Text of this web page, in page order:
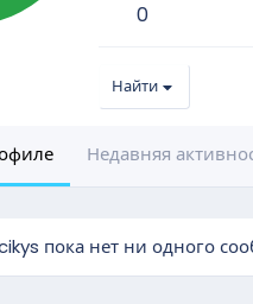
0
Найти
Недавняя
пока нет ни одного